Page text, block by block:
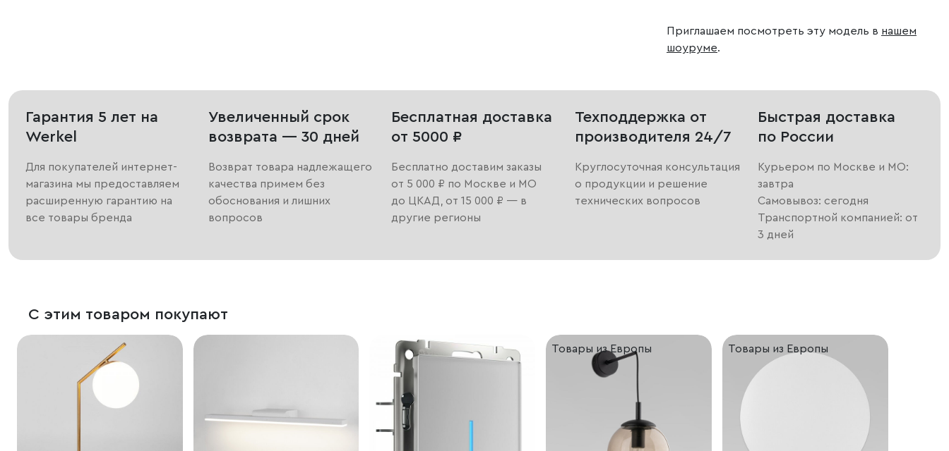
Приглашаем посмотреть эту модель в нашем
шоуруме.
Гарантия 5 лет на
Werkel
Для покупателей интернет-
магазина мы предоставляем
расширенную гарантию на
все товары бренда
Увеличенный срок
возврата — 30 дней
Возврат товара надлежащего
качества примем без
обоснования и лишних
вопросов
Бесплатная доставка
от 5000 ₽
Бесплатно доставим заказы
от 5 000 ₽ по Москве и МО
до ЦКАД, от 15 000 ₽ — в
другие регионы
Техподдержка от
производителя 24/7
Круглосуточная консультация
о продукции и решение
технических вопросов
Быстрая доставка
по России
Курьером по Москве и МО:
завтра
Самовывоз: сегодня
Транспортной компанией: от
3 дней
С этим товаром покупают
Товары из Европы Товары из Европы